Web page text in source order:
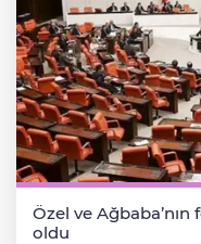
Özel ve
oldu